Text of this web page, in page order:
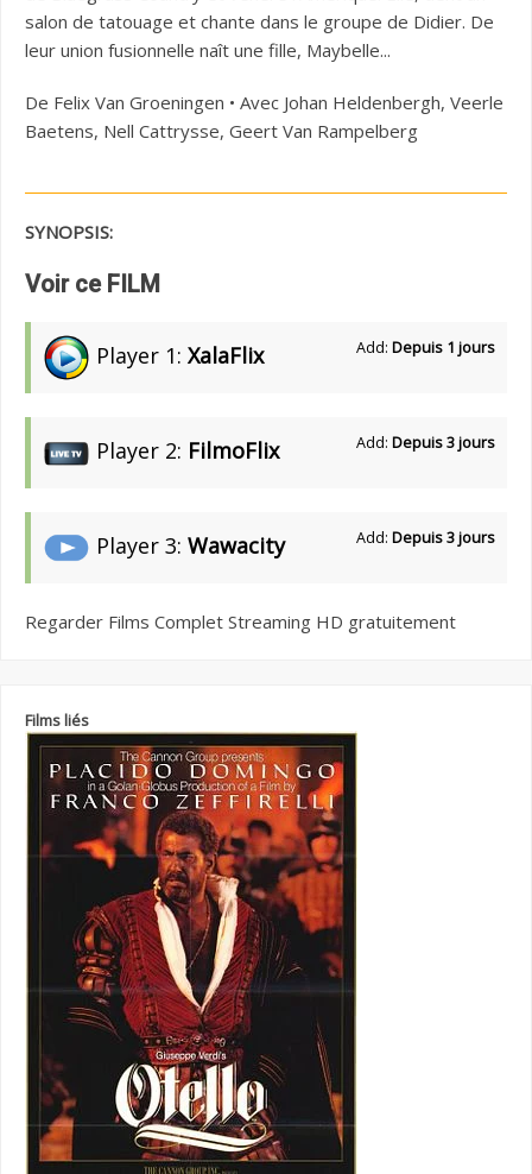
salon de tatouage et chante dans le groupe de Didier. De
leur union fusionnelle naît une fille, Maybelle...
De Felix Van Groeningen • Avec Johan Heldenbergh, Veerle
Baetens, Nell Cattrysse, Geert Van Rampelberg
SYNOPSIS:
Voir ce FILM
Player 1: XalaFlix Add: Depuis 1 jours
Player 2: FilmoFlix Add: Depuis 3 jours
Player 3: Wawacity Add: Depuis 3 jours
Regarder Films Complet Streaming HD gratuitement
Films liés